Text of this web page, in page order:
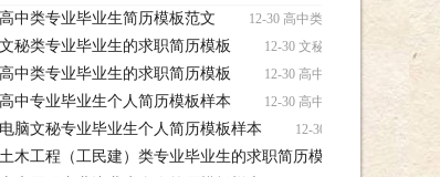
高中类专业毕业生简历模板范文 12-30 高中类专业毕业生简历模
文秘类专业毕业生的求职简历模板 12-30 文秘类专业毕业生的
高中类专业毕业生的求职简历模板 12-30 高中类专业毕业生的
高中专业毕业生个人简历模板样本 12-30 高中专业毕业生个人
电脑文秘专业毕业生个人简历模板样本 12-30 电脑文秘专业毕
载
土木工程（工民建）类专业毕业生的求职简历模板